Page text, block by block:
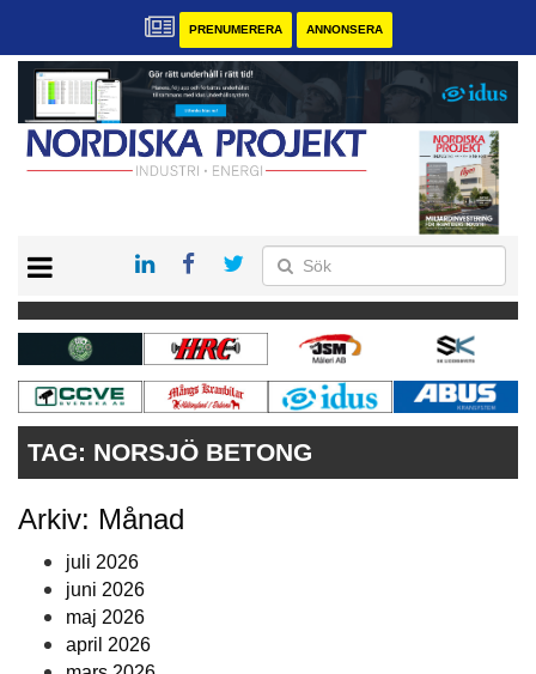
PRENUMERERA ANNONSERA
KONTAKT
VÅRA ANDRA MAGASIN
PRENUMERERA
ANNONSERA
TAG: NORSJÖ BETONG
Arkiv: Månad
juli 2026
juni 2026
maj 2026
april 2026